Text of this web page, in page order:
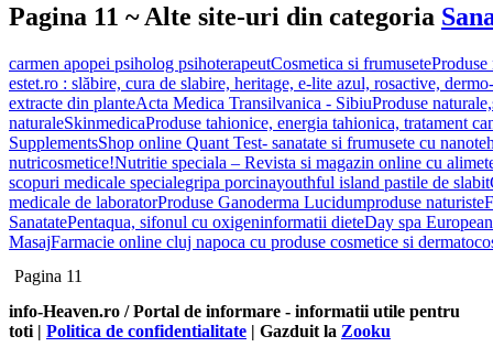
Pagina 11 ~ Alte site-uri din categoria
carmen apopei psiholog psihoterapeutCosmetica si frumuseteProduse
estet.ro : slăbire, cura de slabire, heritage, e-lite azul, rosactive,
extracte din planteActa Medica Transilvanica - SibiuProduse
naturaleSkinmedicaProduse tahionice, energia tahionica, tratament
SupplementsShop online Quant Test- sanatate si frumusete cu
nutricosmetice!Nutritie speciala – Revista si magazin online cu
scopuri medicale specialegripa porcinayouthful island pastile de slabit
medicale de laboratorProduse Ganoderma Lucidumproduse naturiste
SanatatePentaqua, sifonul cu oxigeninformatii dieteDay spa
MasajFarmacie online cluj napoca cu produse cosmetice si
Pagina 11
info-Heaven.ro / Portal de informare - informatii utile pentru
toti | Politica de confidentialitate | Gazduit la Zooku